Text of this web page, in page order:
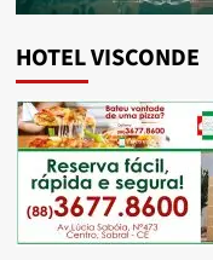
HOTEL VISCONDE